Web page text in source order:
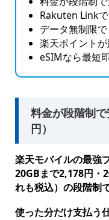
Rakuten Link
データ無制限で
楽天ポイント
eSIMなら最短
料金が段階制
円）
楽天モバイルの最強
20GBまで2,178円・
れも税込）の段階制で
使った分だけ支払う